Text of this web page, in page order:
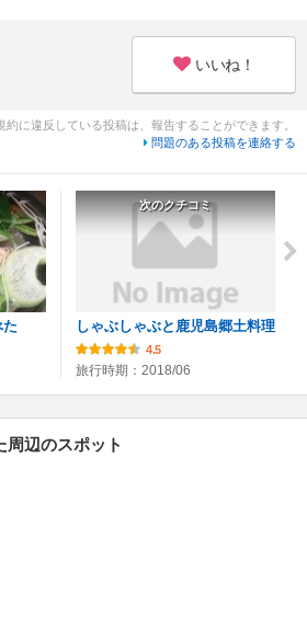
いいね！
約に違反している投稿は、報告することができます。
問題のある投稿を連絡する
次のクチコミ
しゃぶしゃぶと鹿児島郷土料理
4.5
旅行時期：2018/06
周辺のスポット